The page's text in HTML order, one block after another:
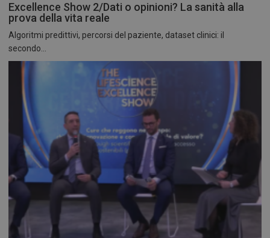
Excellence Show 2/Dati o opinioni? La sanità alla
prova della vita reale
Algoritmi predittivi, percorsi del paziente, dataset clinici: il
secondo...